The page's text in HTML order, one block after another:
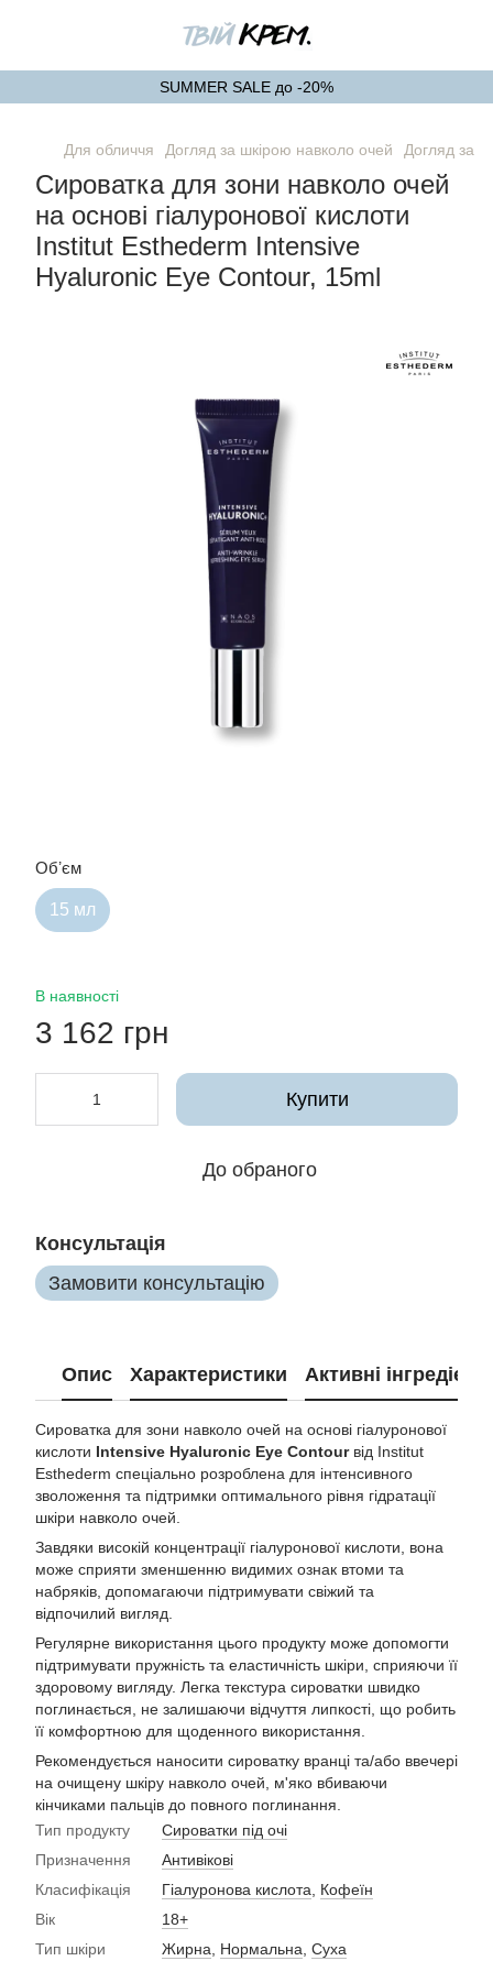
SUMMER SALE до -20%
Для обличчя Догляд за шкірою навколо очей Догляд за
Сироватка для зони навколо очей
на основі гіалуронової кислоти
Institut Esthederm Intensive
Hyaluronic Eye Contour, 15ml
Обʼєм
15 мл
В наявності
3 162 грн
Купити
До обраного
Консультація
Замовити консультацію
Опис Характеристики Активні
Сироватка для зони навколо очей на основі гіалуронової
кислоти Intensive Hyaluronic Eye Contourвід Institut
Esthederm спеціально розроблена для інтенсивного
зволоження та підтримки оптимального рівня гідратації
шкіри навколо очей.
Завдяки високій концентрації гіалуронової кислоти, вона
може сприяти зменшенню видимих ознак втоми та
набряків, допомагаючи підтримувати свіжий та
відпочилий вигляд.
Регулярне використання цього продукту може допомогти
підтримувати пружність та еластичність шкіри, сприяючи її
здоровому вигляду. Легка текстура сироватки швидко
поглинається, не залишаючи відчуття липкості, що робить
її комфортною для щоденного використання.
Рекомендується наносити сироватку вранці та/або ввечері
на очищену шкіру навколо очей, м'яко вбиваючи
кінчиками пальців до повного поглинання.
Тип продукту
Сироватки під очі
Призначення
Антивікові
Класифікація
Гіалуронова кислота
Кофеїн
Вік
18+
Тип шкіри
Жирна Нормальна Суха